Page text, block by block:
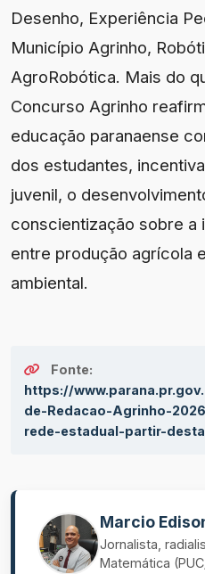
Desenho, Experiência
Município Agrinho,
AgroRobótica. Mais do
Concurso Agrinho
educação paranaense
dos estudantes,
juvenil, o
conscientização sobre a
entre produção agrícola
ambiental.
Fonte:
https://
de-Redacao-Agrinho-
rede-estadual-partir-
Marcio
Jornalista,
Matemática